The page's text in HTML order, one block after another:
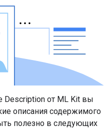
от ML Kit вы
описания содержимого
полезно в следующих